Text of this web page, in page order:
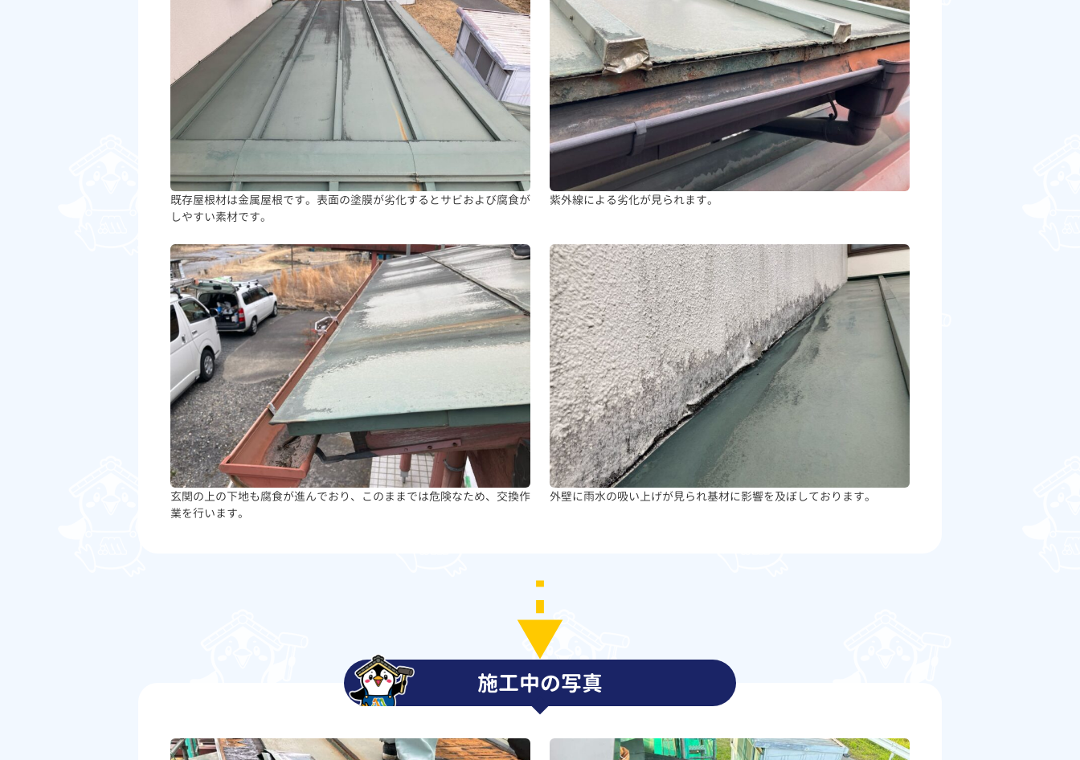
既存屋根材は金属屋根です。表面の塗膜が劣化するとサビおよび腐食が
しやすい素材です。
紫外線による劣化が見られます。
玄関の上の下地も腐食が進んでおり、このままでは危険なため、交換作
業を行います。
外壁に雨水の吸い上げが見られ基材に影響を及ぼしております。
施工中の写真